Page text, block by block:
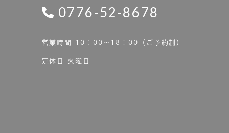
0776-52-8678
営業時間 10：00〜18：00（ご予約制）
定休日 火曜日